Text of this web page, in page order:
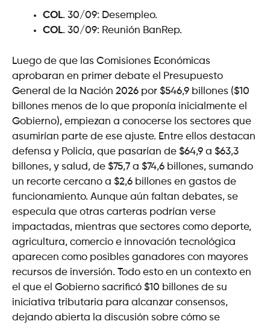
COL. 30/09: Desempleo.
COL. 30/09: Reunión BanRep.
Luego de que las Comisiones Económicas
aprobaran en primer debate el Presupuesto
General de la Nación 2026 por $546,9 billones ($10
billones menos de lo que proponía inicialmente el
Gobierno), empiezan a conocerse los sectores que
asumirían parte de ese ajuste. Entre ellos destacan
defensa y Policía, que pasarían de $64,9 a $63,3
billones, y salud, de $75,7 a $74,6 billones, sumando
un recorte cercano a $2,6 billones en gastos de
funcionamiento. Aunque aún faltan debates, se
especula que otras carteras podrían verse
impactadas, mientras que sectores como deporte,
agricultura, comercio e innovación tecnológica
aparecen como posibles ganadores con mayores
recursos de inversión. Todo esto en un contexto en
el que el Gobierno sacrificó $10 billones de su
iniciativa tributaria para alcanzar consensos,
dejando abierta la discusión sobre cómo se